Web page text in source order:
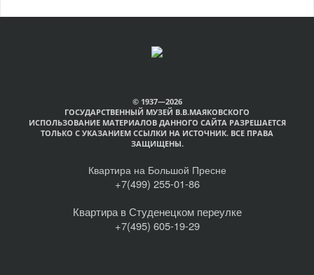
© 1937—2026
ГОСУДАРСТВЕННЫЙ МУЗЕЙ В.В.МАЯКОВСКОГО
ИСПОЛЬЗОВАНИЕ МАТЕРИАЛОВ ДАННОГО САЙТА РАЗРЕШАЕТСЯ
ТОЛЬКО С УКАЗАНИЕМ ССЫЛКИ НА ИСТОЧНИК. ВСЕ ПРАВА
ЗАЩИЩЕНЫ.
Квартира на Большой Пресне
+7(499) 255-01-86
Квартира в Студенецком переулке
+7(495) 605-19-29